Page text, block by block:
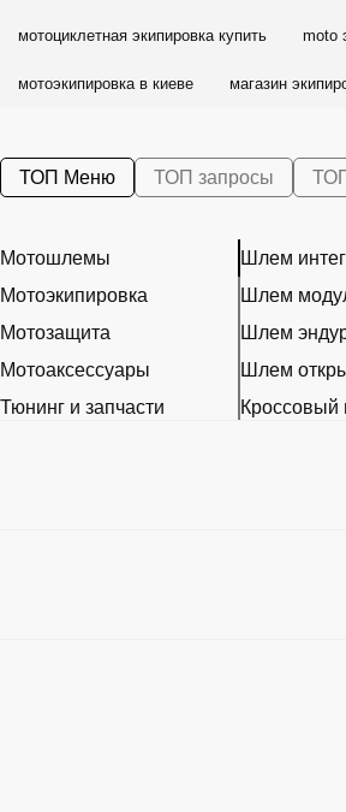
мотоциклетная экипировка купить moto
мотоэкипировка в киеве магазин
ТОП Меню ТОП запросы
Мотошлемы
Мотоэкипировка
Мотозащита
Мотоаксессуары
Тюнинг и запчасти
Шлем
Шлем
Шлем
Шлем